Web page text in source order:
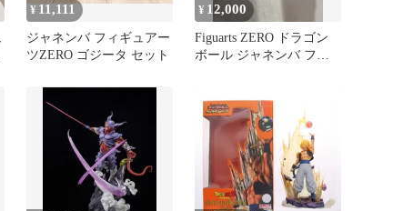
¥ 11,111
ジャネンバ フィギュアー
ツZERO ゴジータ セット
¥ 12,000
Figuarts ZERO ドラゴン
ボール ジャネンバ フィ